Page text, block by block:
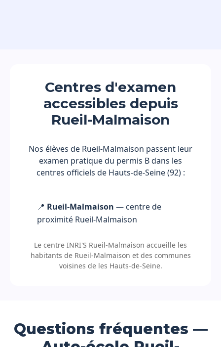
Centres d'examen
accessibles depuis
Rueil-Malmaison
Nos élèves de Rueil-Malmaison passent leur
examen pratique du permis B dans les
centres officiels de Hauts-de-Seine (92) :
📍 Rueil-Malmaison — centre de
proximité Rueil-Malmaison
Le centre INRI'S Rueil-Malmaison accueille les
habitants de Rueil-Malmaison et des communes
voisines de les Hauts-de-Seine.
Questions fréquentes —